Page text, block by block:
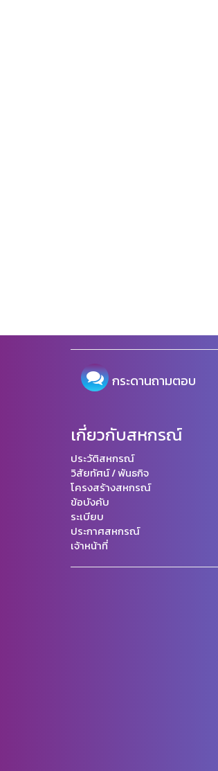
กระดานถามตอบ
เกี่ยวกับสหกรณ์
ประวัติสหกรณ์
วิสัยทัศน์ / พันธกิจ
โครงสร้างสหกรณ์
ข้อบังคับ
ระเบียบ
ประกาศสหกรณ์
เจ้าหน้าที่